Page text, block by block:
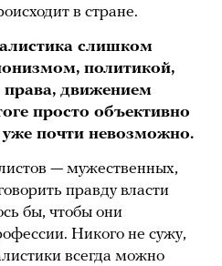
в стране.
слишком
политикой,
движением
просто объективно
уже почти невозможно.
— мужественных,
правду власти
бы, чтобы они
Никого не сужу,
всегда можно